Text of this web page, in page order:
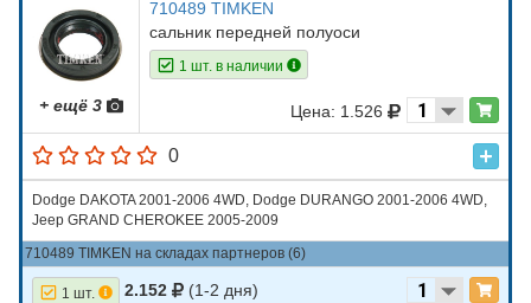
+ ещё 3
710489 TIMKEN
сальник передней полуоси
1 шт. в наличии
Цена: 1.526
0
Dodge DAKOTA 2001-2006 4WD, Dodge DURANGO 2001-2006 4WD,
Jeep GRAND CHEROKEE 2005-2009
710489 TIMKEN на складах партнеров (6)
1 шт. 2.152 (1-2 дня)